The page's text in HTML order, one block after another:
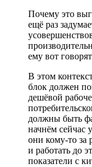
Почему это
ещё раз
ему вот
В этом
блок должен
дешёвой
должны быть
начнём сейчас
они кому-то за
и работать до
показатели с